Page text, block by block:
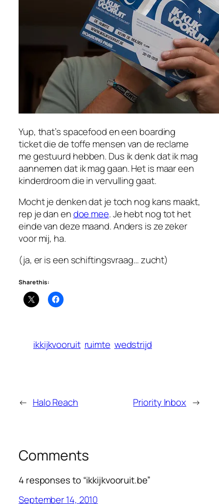
Yup, that’s spacefood en een boarding
ticket die de toffe mensen van de reclame
me gestuurd hebben. Dus ik denk dat ik mag
aannemen dat ik mag gaan. Het is maar een
kinderdroom die in vervulling gaat.
Mocht je denken dat je toch nog kans maakt,
rep je dan endoe mee. Je hebt nog tot het
einde van deze maand. Anders is ze zeker
voor mij, ha.
(ja, er is een schiftingsvraag… zucht)
Share this:
ikkijkvooruit ruimte wedstrijd
← Halo Reach Priority Inbox →
Comments
4 responses to “ikkijkvooruit.be”
September 14, 2010